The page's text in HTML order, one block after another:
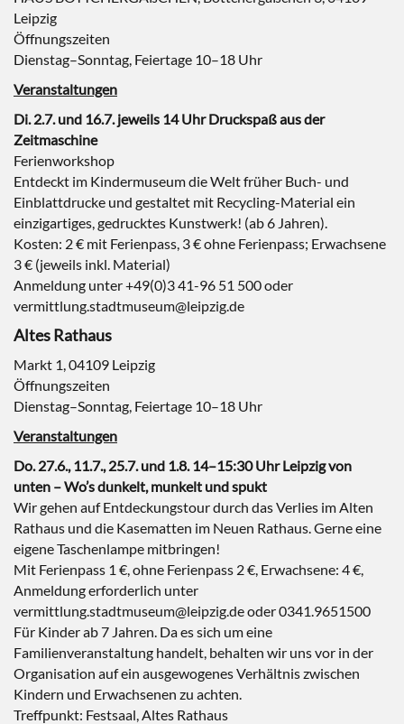
Leipzig
Öffnungszeiten
Dienstag–Sonntag, Feiertage 10–18 Uhr
Veranstaltungen
Di. 2.7. und 16.7. jeweils 14 Uhr Druckspaß aus der
Zeitmaschine
Ferienworkshop
Entdeckt im Kindermuseum die Welt früher Buch- und
Einblattdrucke und gestaltet mit Recycling-Material ein
einzigartiges, gedrucktes Kunstwerk! (ab 6 Jahren).
Kosten: 2 € mit Ferienpass, 3 € ohne Ferienpass; Erwachsene
3 € (jeweils inkl. Material)
Anmeldung unter +49(0)3 41-96 51 500 oder
vermittlung.stadtmuseum@leipzig.de
Altes Rathaus
Markt 1, 04109 Leipzig
Öffnungszeiten
Dienstag–Sonntag, Feiertage 10–18 Uhr
Veranstaltungen
Do. 27.6., 11.7., 25.7. und 1.8. 14–15:30 Uhr Leipzig von
unten – Wo’s dunkelt, munkelt und spukt
Wir gehen auf Entdeckungstour durch das Verlies im Alten
Rathaus und die Kasematten im Neuen Rathaus. Gerne eine
eigene Taschenlampe mitbringen!
Mit Ferienpass 1 €, ohne Ferienpass 2 €, Erwachsene: 4 €,
Anmeldung erforderlich unter
vermittlung.stadtmuseum@leipzig.de oder 0341.9651500
Für Kinder ab 7 Jahren. Da es sich um eine
Familienveranstaltung handelt, behalten wir uns vor in der
Organisation auf ein ausgewogenes Verhältnis zwischen
Kindern und Erwachsenen zu achten.
Treffpunkt: Festsaal, Altes Rathaus